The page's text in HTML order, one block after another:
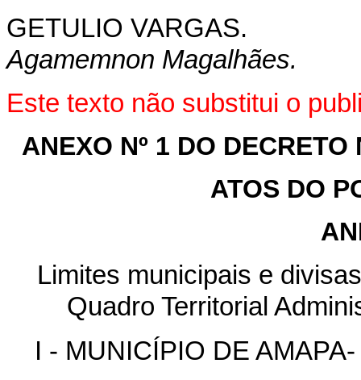
GETULIO VARGAS.
Agamemnon Magalhães.
Este texto não substitui o
ANEXO Nº 1 DO
ATOS DO
Limites municipais e
Quadro Territorial
I - MUNICÍPIO DE